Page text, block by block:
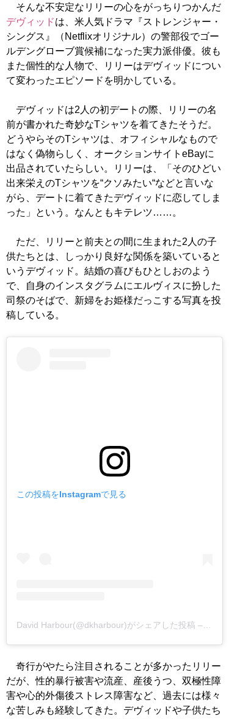
そんな不安定なリリーの心をがっちりつかんだ
デヴィッドは、米人気ドラマ『ストレンジャー・
シングス』（Netflixオリジナル）の警部役でゴー
ルデングローブ賞候補になった実力派俳優。彼も
また個性的な人物で、リリーはデヴィッドについ
て変わったエピソードを明かしている。
デヴィッドは2人の初デートの際、リリーの名
前が書かれた奇妙なTシャツを着てきたそうだ。
どうやらそのTシャツは、オフィシャルなもので
はなく偽物らしく、オークションサイトeBayに
出品されていたらしい。リリーは、「そのひどい
出来栄えのTシャツを“クソみたい“などと言いな
がら、デートに着てきたデヴィッドに恋してしま
った」という。なんともキテレツ……。
ただ、リリーと前夫との間に生まれた2人の子
供たちとは、しっかり良好な関係を築いていると
いうデヴィッド。結婚の喜びもひとしおのよう
で、自身のインスタグラムにエルヴィスに扮した
司祭のそばで、新婦をお姫様だっこする写真を投
稿している。
この投稿をInstagramで見る
David Harbour(@dkharbour)がシェアした投稿 – 2020
奇行がやたら注目されることが多かったリリー
だが、性的暴行被害や流産、産後うつ、双極性障
害や心的外傷後ストレス障害など、過去には様々
な苦しみも経験してきた。デヴィッドや子供たち